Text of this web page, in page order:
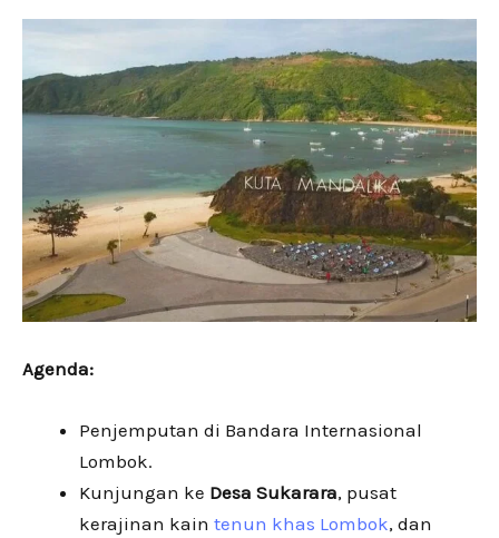
Agenda:
Penjemputan di Bandara Internasional
Lombok.
Kunjungan ke Desa Sukarara, pusat
kerajinan kain tenun khas Lombok, dan